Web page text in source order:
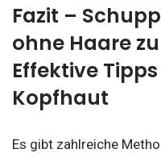
Fazit –
ohne Haare
Effektive
Kopfhaut
Es gibt zahlreiche